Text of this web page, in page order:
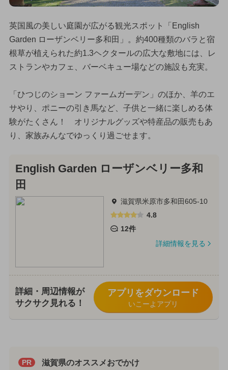
英国風の美しい庭園が広がる観光スポット「English
Garden ローザンベリー多和田」。約400種類のバラと宿
根草が植えられた約1.3ヘクタールの広大な敷地には、レ
ストランやカフェ、バーベキュー場などの施設も充実。
「ひつじのショーン ファームガーデン」のほか、羊のエ
サやり、ポニーの引き馬など、子供と一緒に楽しめる体
験がたくさん！ オリジナルグッズや特産品の販売もあ
り、家族みんなでゆっくり過ごせます。
English Garden ローザンベリー多和
田
滋賀県米原市多和田605-10
4.8
12件
詳細情報を見る
詳細・周辺情報が
サクサク見れる！
アプリをダウンロード
いこーよアプリ
PR 滋賀県のオススメおでかけ